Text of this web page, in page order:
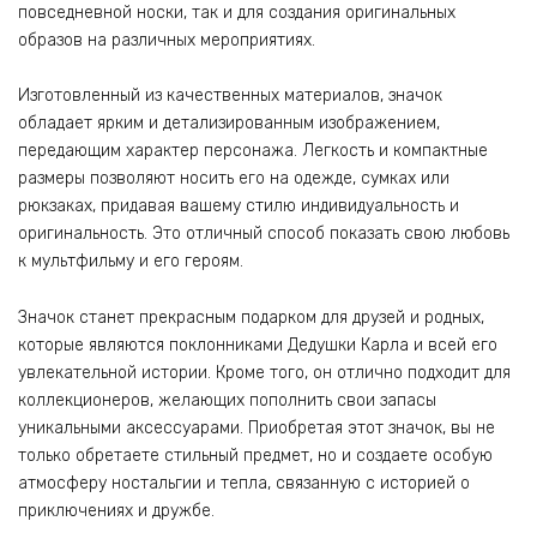
повседневной носки, так и для создания оригинальных
образов на различных мероприятиях.
Изготовленный из качественных материалов, значок
обладает ярким и детализированным изображением,
передающим характер персонажа. Легкость и компактные
размеры позволяют носить его на одежде, сумках или
рюкзаках, придавая вашему стилю индивидуальность и
оригинальность. Это отличный способ показать свою любовь
к мультфильму и его героям.
Значок станет прекрасным подарком для друзей и родных,
которые являются поклонниками Дедушки Карла и всей его
увлекательной истории. Кроме того, он отлично подходит для
коллекционеров, желающих пополнить свои запасы
уникальными аксессуарами. Приобретая этот значок, вы не
только обретаете стильный предмет, но и создаете особую
атмосферу ностальгии и тепла, связанную с историей о
приключениях и дружбе.